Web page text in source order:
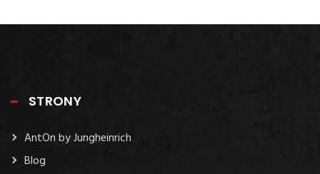
STRONY
AntOn by Jungheinrich
Blog